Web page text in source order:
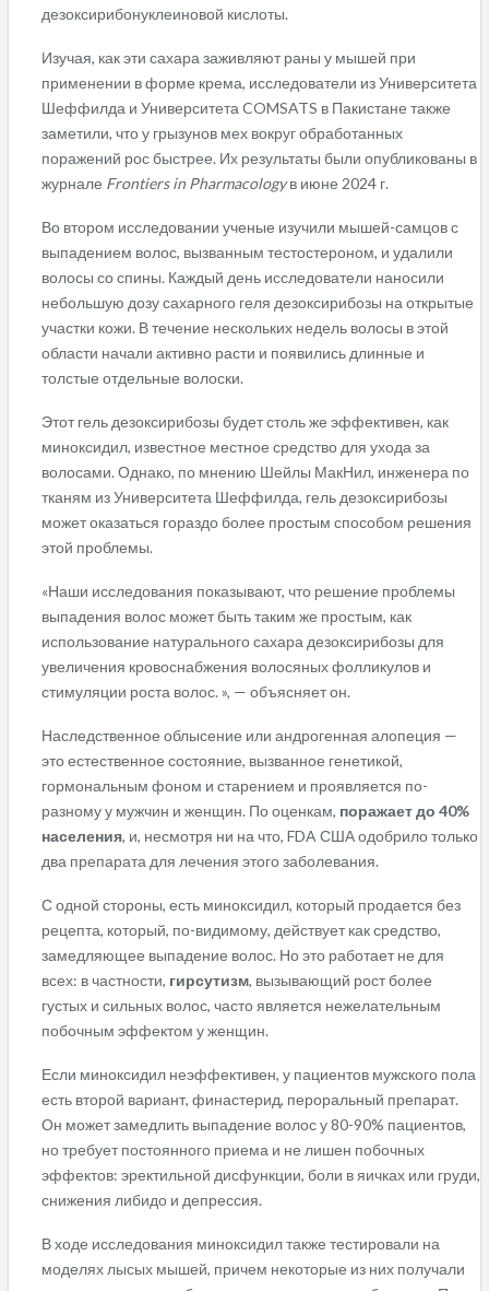
дезоксирибонуклеиновой кислоты.
Изучая, как эти сахара заживляют раны у мышей при
применении в форме крема, исследователи из Университета
Шеффилда и Университета COMSATS в Пакистане также
заметили, что у грызунов мех вокруг обработанных
поражений рос быстрее. Их результаты были опубликованы в
журнале Frontiers in Pharmacologyв июне 2024 г.
Во втором исследовании ученые изучили мышей-самцов с
выпадением волос, вызванным тестостероном, и удалили
волосы со спины. Каждый день исследователи наносили
небольшую дозу сахарного геля дезоксирибозы на открытые
участки кожи. В течение нескольких недель волосы в этой
области начали активно расти и появились длинные и
толстые отдельные волоски.
Этот гель дезоксирибозы будет столь же эффективен, как
миноксидил, известное местное средство для ухода за
волосами. Однако, по мнению Шейлы МакНил, инженера по
тканям из Университета Шеффилда, гель дезоксирибозы
может оказаться гораздо более простым способом решения
этой проблемы.
«Наши исследования показывают, что решение проблемы
выпадения волос может быть таким же простым, как
использование натурального сахара дезоксирибозы для
увеличения кровоснабжения волосяных фолликулов и
стимуляции роста волос. », — объясняет он.
Наследственное облысение или андрогенная алопеция —
это естественное состояние, вызванное генетикой,
гормональным фоном и старением и проявляется по-
разному у мужчин и женщин. По оценкам, поражает до 40%
населения, и, несмотря ни на что, FDA США одобрило только
два препарата для лечения этого заболевания.
С одной стороны, есть миноксидил, который продается без
рецепта, который, по-видимому, действует как средство,
замедляющее выпадение волос. Но это работает не для
всех: в частности, гирсутизм, вызывающий рост более
густых и сильных волос, часто является нежелательным
побочным эффектом у женщин.
Если миноксидил неэффективен, у пациентов мужского пола
есть второй вариант, финастерид, пероральный препарат.
Он может замедлить выпадение волос у 80-90% пациентов,
но требует постоянного приема и не лишен побочных
эффектов: эректильной дисфункции, боли в яичках или груди,
снижения либидо и депрессия.
В ходе исследования миноксидил также тестировали на
моделях лысых мышей, причем некоторые из них получали